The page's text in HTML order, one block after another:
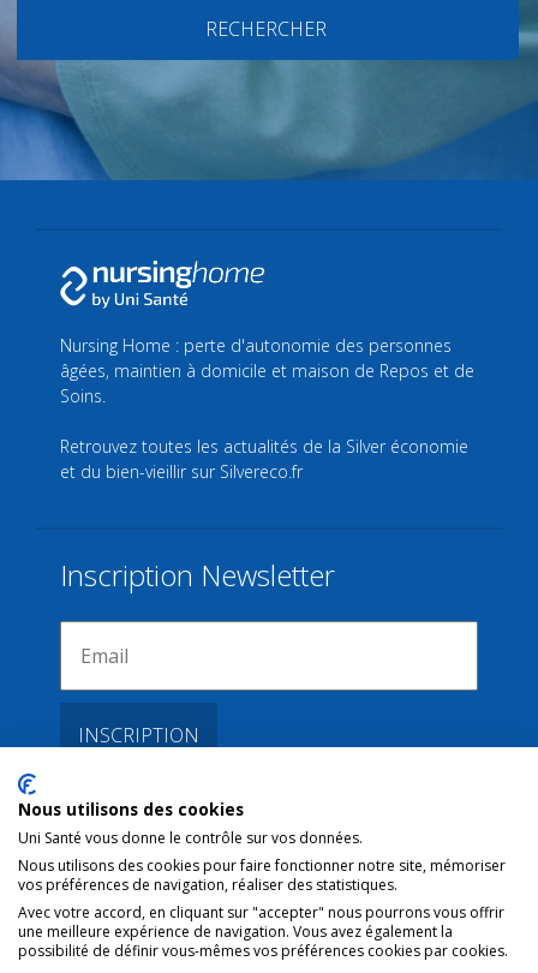
RECHERCHER
Nursing Home : perte d'autonomie des personnes
âgées, maintien à domicile et maison de Repos et de
Soins.
Retrouvez toutes les actualités de la Silver économie
et du bien-vieillir sur Silvereco.fr
Inscription Newsletter
Liens
Conditions d’utilisation
Contact NL
Nous utilisons des cookies
Uni Santé vous donne le contrôle sur vos données.
Nous utilisons des cookies pour faire fonctionner notre site, mémoriser
vos préférences de navigation, réaliser des statistiques.
Avec votre accord, en cliquant sur "accepter" nous pourrons vous offrir
une meilleure expérience de navigation. Vous avez également la
possibilité de définir vous-mêmes vos préférences cookies par cookies.